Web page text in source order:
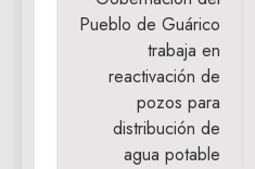
entradas
Pueblo de Guárico
trabaja en
reactivación de
pozos para
distribución de
agua potable